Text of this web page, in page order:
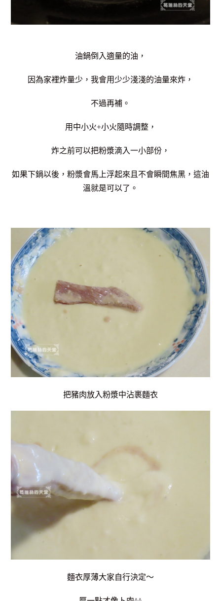
油鍋倒入適量的油，
因為家裡炸量少，我會用少少淺淺的油量來炸，
不過再補。
用中小火+小火隨時調整，
炸之前可以把粉漿滴入一小部份，
如果下鍋以後，粉漿會馬上浮起來且不會瞬間焦黑，這油
溫就是可以了。
把豬肉放入粉漿中沾裹麵衣
麵衣厚薄大家自行決定～